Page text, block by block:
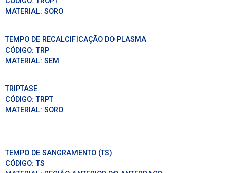
MATERIAL: SORO
TEMPO DE RECALCIFICAÇÃO DO PLASMA
CÓDIGO:TRP
MATERIAL: SEM
TRIPTASE
CÓDIGO:TRPT
MATERIAL: SORO
TEMPO DE SANGRAMENTO (TS)
CÓDIGO:TS